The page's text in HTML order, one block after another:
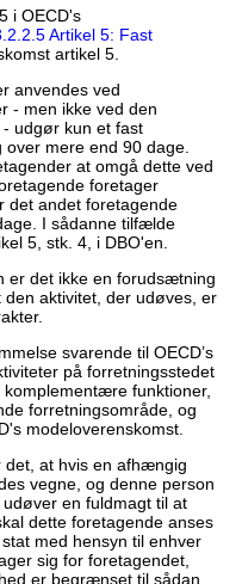
i OECD's
Artikel 5: Fast
artikel 5.
anvendes ved
- men ikke ved den
udgør kun et fast
mere end 90 dage.
at omgå dette ved
foretager
det andet foretagende
I sådanne tilfælde
5, stk. 4, i DBO'en.
er det ikke en forudsætning
aktivitet, der udøves, er
svarende til OECD’s
på forretningsstedet
funktioner,
forretningsområde, og
modeloverenskomst.
det, at hvis en afhængig
vegne, og denne person
en fuldmagt til at
dette foretagende anses
med hensyn til enhver
sig for foretagendet,
er begrænset til sådan